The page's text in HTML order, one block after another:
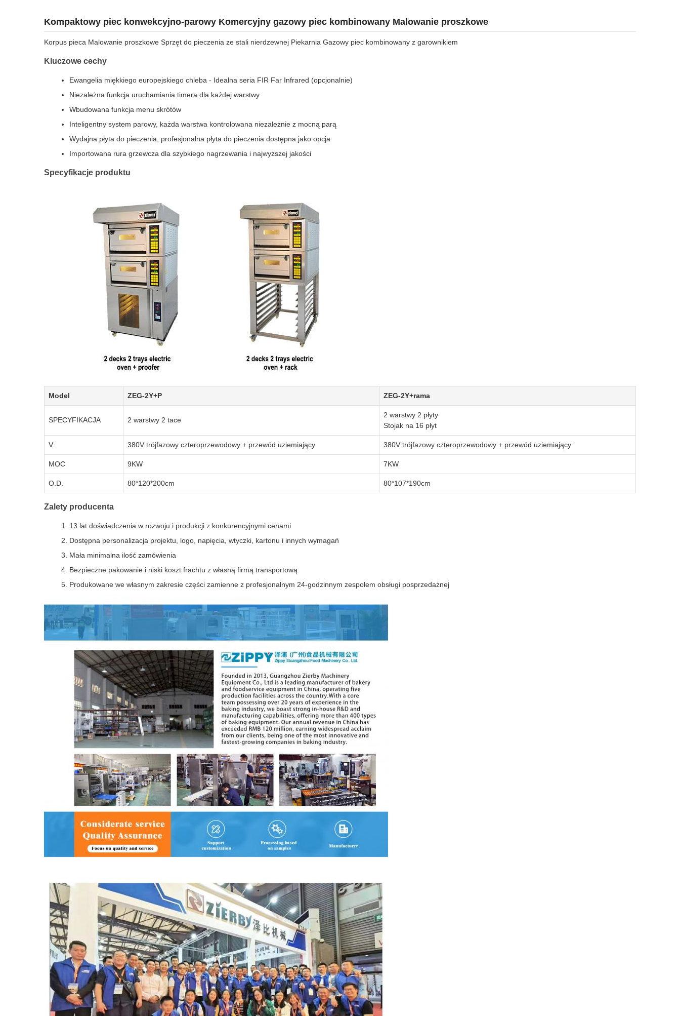
Kompaktowy piec konwekcyjno-parowy Komercyjny gazowy piec kombinowany Malowanie proszkowe
Korpus pieca Malowanie proszkowe Sprzęt do pieczenia ze stali nierdzewnej Piekarnia Gazowy piec kombinowany z garownikiem
Kluczowe cechy
Ewangelia miękkiego europejskiego chleba - Idealna seria FIR Far Infrared (opcjonalnie)
Niezależna funkcja uruchamiania timera dla każdej warstwy
Wbudowana funkcja menu skrótów
Inteligentny system parowy, każda warstwa kontrolowana niezależnie z mocną parą
Wydajna płyta do pieczenia, profesjonalna płyta do pieczenia dostępna jako opcja
Importowana rura grzewcza dla szybkiego nagrzewania i najwyższej jakości
Specyfikacje produktu
Model ZEG-2Y+P ZEG-2Y+rama
SPECYFIKACJA 2 warstwy 2 tace
2 warstwy 2 płyty
Stojak na 16 płyt
V. 380V trójfazowy czteroprzewodowy + przewód uziemiający 380V trójfazowy czteroprzewodowy + przewód uziemiający
MOC 9KW 7KW
O.D. 80*120*200cm 80*107*190cm
Zalety producenta
13 lat doświadczenia w rozwoju i produkcji z konkurencyjnymi cenami
Dostępna personalizacja projektu, logo, napięcia, wtyczki, kartonu i innych wymagań
Mała minimalna ilość zamówienia
Bezpieczne pakowanie i niski koszt frachtu z własną firmą transportową
Produkowane we własnym zakresie części zamienne z profesjonalnym 24-godzinnym zespołem obsługi posprzedażnej